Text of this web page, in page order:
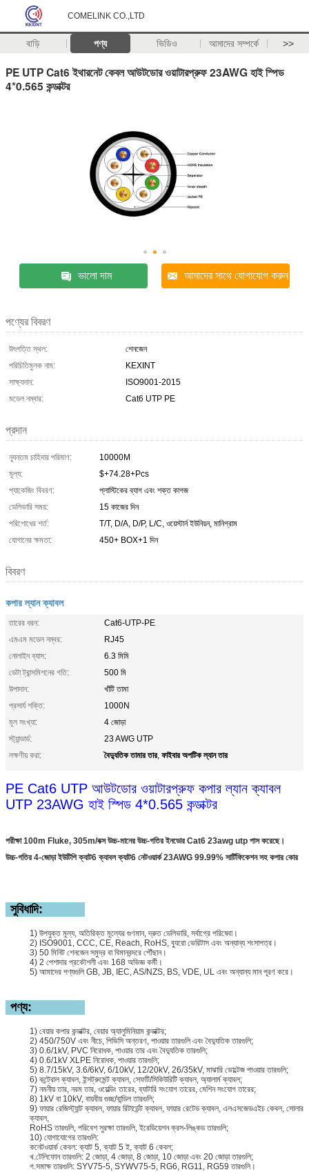
COMELINK CO.,LTD
বাড়ি পণ্য ভিডিও আমাদের সম্পর্কে >>
PE UTP Cat6 ইথারনেট কেবল আউটডোর ওয়াটারপ্রুফ 23AWG হাই স্পিড
4*0.565 কন্ডাক্টর
ভালো দাম আমাদের সাথে যোগাযোগ করুন
পণ্যের বিবরণ
উৎপত্তি স্থল:
শেনজেন
পরিচিতিমুলক নাম:
KEXINT
সাক্ষ্যদান:
ISO9001-2015
মডেল নম্বার:
Cat6 UTP PE
প্রদান
ন্যূনতম চাহিদার পরিমাণ:
10000M
মূল্য:
$+74.28+Pcs
প্যাকেজিং বিবরণ:
প্লাস্টিকের ব্যাগ এবং শক্ত কাগজ
ডেলিভারি সময়:
15 কাজের দিন
পরিশোধের শর্ত:
T/T, D/A, D/P, L/C, ওয়েস্টার্ন ইউনিয়ন, মানিগ্রাম
যোগানের ক্ষমতা:
450+ BOX+1 দিন
বিবরণ
কপার ল্যান ক্যাবল
তারের ধরন:
Cat6-UTP-PE
এমএম মডেল নম্বর:
RJ45
নোলাইন ব্যাস:
6.3 মিমি
ডেটা ট্রান্সমিশনের গতি:
500 মি
উপাদান:
খাঁটি তামা
প্রসার্য শক্তি:
1000N
মূল সংখ্যা:
4 জোড়া
স্ট্যান্ডার্ড:
23 AWG UTP
লক্ষণীয় করা:
বৈদ্যুতিক তামার তার, ফাইবার অপটিক ল্যান তার
PE Cat6 UTP আউটডোর ওয়াটারপ্রুফ কপার ল্যান ক্যাবল
UTP 23AWG হাই স্পিড 4*0.565 কন্ডাক্টর
পরীক্ষা 100m Fluke, 305m/বক্স উচ্চ-মানের উচ্চ-গতির ইনডোর Cat6 23awg utp পাস করেছে।
উচ্চ-গতির 4-জোড়া ইউটিপি ক্যাট6 ক্যাবল ক্যাট6 নেটওয়ার্ক 23AWG 99.99% সার্টিফিকেশন সহ কপার কোর
সুবিধাদি:
1) উপযুক্ত মূল্য, অতিরিক্ত মূল্যের গুণমান, দ্রুত ডেলিভারি, সর্বাগ্রে পরিষেবা।
2) ISO9001, CCC, CE, Reach, RoHS, ব্যুরো ভেরিটাস এবং অন্যান্য শংসাপত্র।
3) 50 মিনিট শেনজেন সমুদ্র বা বিমানবন্দরে পৌঁছান।
4) 2 পেশাদার প্রকৌশলী এবং 168 অভিজ্ঞ কর্মী।
5) আমাদের পণ্যগুলি GB, JB, IEC, AS/NZS, BS, VDE, UL এবং অন্যান্য মান পূরণ করে।
পণ্য:
1) বেয়ার কপার কন্ডাক্টর, বেয়ার অ্যালুমিনিয়াম কন্ডাক্টর;
2) 450/750V এবং নীচে, পিভিসি অন্তরণ, পাওয়ার তারগুলি এবং বৈদ্যুতিক তারগুলি;
3) 0.6/1kV, PVC নিরোধক, পাওয়ার তার এবং বৈদ্যুতিক তারগুলি;
4) 0.6/1kV XLPE নিরোধক, পাওয়ার তারগুলি;
5) 8.7/15kV, 3.6/6kV, 6/10kV, 12/20kV, 26/35kV, মাঝারি ভোল্টেজ পাওয়ার তারগুলি;
6) কন্ট্রোল ক্যাবল, ইন্সট্রুমেন্ট ক্যাবল, সেফটি/সিকিউরিটি ক্যাবল, অ্যালার্ম ক্যাবল;
7) নমনীয় তার, নরম তার, ওয়েল্ডিং তারের, ব্যাটারি সংযোগ তারের, মেশিন সংযোগ তারের;
8) 1kV বা 10kV, বায়বীয় গুচ্ছ/বান্ডিল তারগুলি;
9) ফায়ার রেজিস্ট্যান্ট ক্যাবল, ফায়ার রিটার্ডেন্ট ক্যাবল, ফায়ার রেটেড ক্যাবল, এলএসজেডএইচ কেবল, সোলার
ক্যাবল,
RoHS তারগুলি, পরিবেশ সুরক্ষা তারগুলি, ইরেডিয়েশন ক্রস-লিঙ্কড তারগুলি;
10) যোগাযোগের তারগুলি:
কনেটওয়ার্ক কেবল: ক্যাট 5, ক্যাট 5 ই, ক্যাট 6 কেবল;
খ.টেলিফোন তারগুলি: 2 জোড়া, 4 জোড়া, 8 জোড়া, 10 জোড়া এবং 20 জোড়া তারগুলি;
গ.সমাক্ষ তারগুলি: SYV75-5, SYWV75-5, RG6, RG11, RG59 তারগুলি।